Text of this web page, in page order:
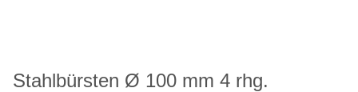
Stahlbürsten Ø 100 mm 4 rhg.